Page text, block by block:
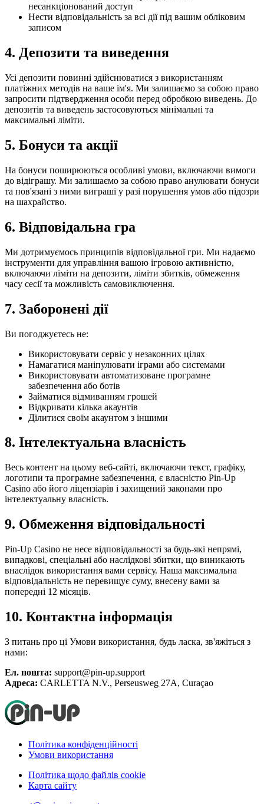
несанкціонований доступ
Нести відповідальність за всі дії під вашим обліковим
записом
4. Депозити та виведення
Усі депозити повинні здійснюватися з використанням
платіжних методів на ваше ім'я. Ми залишаємо за собою право
запросити підтвердження особи перед обробкою виведень. До
депозитів та виведень застосовуються мінімальні та
максимальні ліміти.
5. Бонуси та акції
На бонуси поширюються особливі умови, включаючи вимоги
до відіграшу. Ми залишаємо за собою право анулювати бонуси
та пов'язані з ними виграші у разі порушення умов або підозри
на шахрайство.
6. Відповідальна гра
Ми дотримуємось принципів відповідальної гри. Ми надаємо
інструменти для управління вашою ігровою активністю,
включаючи ліміти на депозити, ліміти збитків, обмеження
часу сесії та можливість самовиключення.
7. Заборонені дії
Ви погоджуєтесь не:
Використовувати сервіс у незаконних цілях
Намагатися маніпулювати іграми або системами
Використовувати автоматизоване програмне
забезпечення або ботів
Займатися відмиванням грошей
Відкривати кілька акаунтів
Ділитися своїм акаунтом з іншими
8. Інтелектуальна власність
Весь контент на цьому веб-сайті, включаючи текст, графіку,
логотипи та програмне забезпечення, є власністю Pin-Up
Casino або його ліцензіарів і захищений законами про
інтелектуальну власність.
9. Обмеження відповідальності
Pin-Up Casino не несе відповідальності за будь-які непрямі,
випадкові, спеціальні або наслідкові збитки, що виникають
внаслідок використання вами сервісу. Наша максимальна
відповідальність не перевищує суму, внесену вами за
попередні 12 місяців.
10. Контактна інформація
З питань про ці Умови використання, будь ласка, зв'яжіться з
нами:
Ел. пошта: support@pin-up.support
Адреса: CARLETTA N.V., Perseusweg 27A, Curaçao
Політика конфіденційності
Умови використання
Політика щодо файлів cookie
Карта сайту